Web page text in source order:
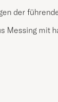
der
Messing mit